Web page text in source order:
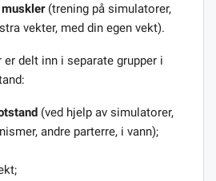
muskler(trening på simulatorer,
vekter, med din egen vekt).
delt inn i separate grupper i
(ved hjelp av simulatorer,
andre parterre, i vann);